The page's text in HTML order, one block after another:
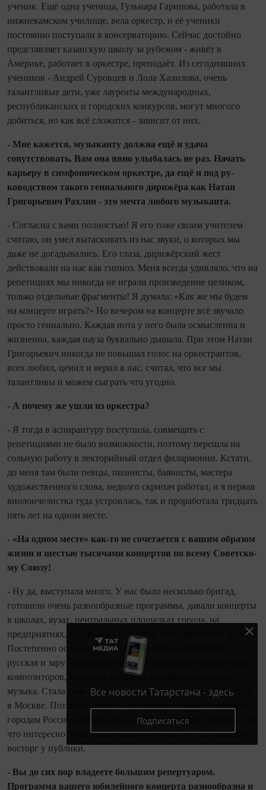
ученик. Ещё одна ученица, Гульнара Гарипова, работала в
нижнекамском училище, вела оркестр, и её ученики
постоянно посту­пали в консерваторию. Сейчас достойно
представляет казанскую школу за рубе­жом - живёт в
Америке, работает в ор­кестре, преподаёт. Из сегодняшних
учени­ков - Андрей Суровцев и Лола Халилова, очень
талантливые дети, уже лауреаты международных,
республиканских и го­родских конкурсов, могут многого
добить­ся, но как всё сложится - зависит от них.
- Мне кажется, музыканту должна ещё и удача
сопутствовать. Вам она явно улыбалась не раз. Начать
карьеру в сим­фоническом оркестре, да ещё и под ру­
ководством такого гениального дирижё­ра как Натан
Григорьевич Рахлин - это мечта любого музыканта.
- Согласна с вами полностью! Я его тоже своим учителем
считаю, он умел вы­таскивать из нас звуки, о которых мы
даже не догадывались. Его глаза, дирижёрский жест
действовали на нас как гипноз. Меня всегда удивляло, что на
репетициях мы никогда не играли произведение целиком,
только отдельные фрагменты! Я думала: «Как же мы будем
на концерте играть?» Но вечером на концерте всё звучало
просто гениально. Каждая нота у него была осмыс­ленна и
жизненна, каждая пауза буквально дышала. При этом Натан
Григорьевич никогда не повышал голос на оркестрантов,
всех любил, ценил и верил в нас, считал, что все мы
талантливы и можем сыграть что угодно.
- А почему же ушли из оркестра?
- Я тогда в аспирантуру поступила, совмещать с
репетициями не было возмож­ности, поэтому перешла на
сольную работу в лекторийный отдел филармонии. Кстати,
до меня там были певцы, пианисты, бая­нисты, мастера
художественного слова, недолго скрипач работал, и я первая
виолончелистка туда устроилась, так и про­работала тридцать
пять лет на одном месте.
- «На одном месте» как‑то не соче­тается с вашим образом
жизни и шестью тысячами концертов по всему Советско­
му Союзу!
- Ну да, выступала много. У нас было несколько бригад,
готовили очень раз­нообразные программы, давали концерты
в школах, вузах, центральных площадках города, на
предприятиях, во Дворцах куль­туры, залах районных клубов.
Постепенно освоила большой концертный реперту­ар -
русская и зарубежная классика, про­изведения современных
композиторов, татарская народная и профессиональная
музыка. Стала сама организовывать свои сольные концерты
в Москве. Потом по ли­нии «Росконцерта» начала ездить по
горо­дам России, вплоть до Сахалина и Дальнего Востока. И
что интересно, наша национальная музыка всегда вызывала
восторг у публики.
- Вы до сих пор владеете большим репертуаром.
Программа вашего юби­лейного концерта разнообразна и
Все новости Татарстана - здесь
Подписаться